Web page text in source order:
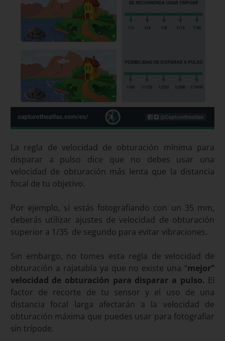
La regla de velocidad de obturación mínima para
disparar a pulso dice que no debes usar una
velocidad de obturación más lenta que la distancia
focal de tu objetivo.
Por ejemplo, si estás fotografiando con un 35 mm,
deberás utilizar ajustes de velocidad de obturación
superior a 1/35 de segundo para evitar vibraciones.
Sin embargo, no tomes esta regla de velocidad de
obturación a rajatabla ya que no existe una “mejor”
velocidad de obturación para disparar a pulso. El
factor de recorte de tu sensor y el uso de una
distancia focal larga afectarán a la velocidad de
obturación máxima que puedes usar para fotografiar
sin trípode.